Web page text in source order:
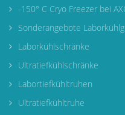
-150° C Cryo Freezer bei
Sonderangebote
Laborkühlschränke
Ultratiefkühlschränke
Labortiefkühltruhen
Ultratiefkühltruhe